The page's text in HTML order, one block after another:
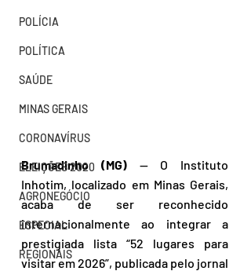
POLÍCIA
POLÍTICA
SAÚDE
MINAS GERAIS
CORONAVÍRUS
ELEIÇÕES 2020
AGRONEGÓCIO
ESPECIAL
REGIONAIS
Brumadinho (MG) — O Instituto
Inhotim, localizado em Minas Gerais,
acaba de ser reconhecido
internacionalmente ao integrar a
prestigiada lista “52 lugares para
visitar em 2026”, publicada pelo jornal